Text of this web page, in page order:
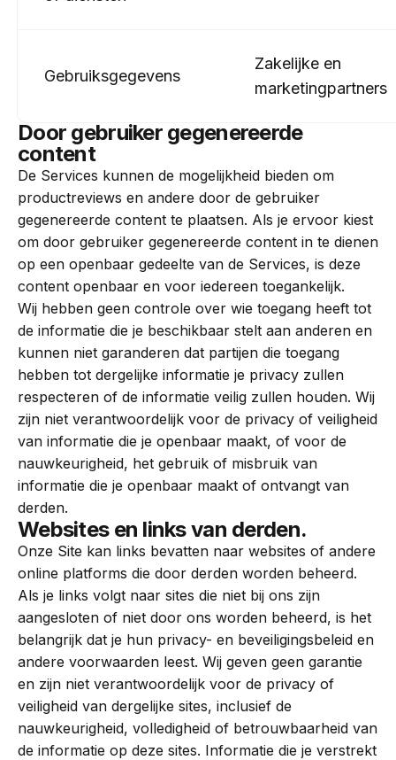
Gebruiksgegevens
Zakelijke en
marketingpartners
Door gebruiker gegenereerde
content
De Services kunnen de mogelijkheid bieden om
productreviews en andere door de gebruiker
gegenereerde content te plaatsen. Als je ervoor kiest
om door gebruiker gegenereerde content in te dienen
op een openbaar gedeelte van de Services, is deze
content openbaar en voor iedereen toegankelijk.
Wij hebben geen controle over wie toegang heeft tot
de informatie die je beschikbaar stelt aan anderen en
kunnen niet garanderen dat partijen die toegang
hebben tot dergelijke informatie je privacy zullen
respecteren of de informatie veilig zullen houden. Wij
zijn niet verantwoordelijk voor de privacy of veiligheid
van informatie die je openbaar maakt, of voor de
nauwkeurigheid, het gebruik of misbruik van
informatie die je openbaar maakt of ontvangt van
derden.
Websites en links van derden.
Onze Site kan links bevatten naar websites of andere
online platforms die door derden worden beheerd.
Als je links volgt naar sites die niet bij ons zijn
aangesloten of niet door ons worden beheerd, is het
belangrijk dat je hun privacy- en beveiligingsbeleid en
andere voorwaarden leest. Wij geven geen garantie
en zijn niet verantwoordelijk voor de privacy of
veiligheid van dergelijke sites, inclusief de
nauwkeurigheid, volledigheid of betrouwbaarheid van
de informatie op deze sites. Informatie die je verstrekt